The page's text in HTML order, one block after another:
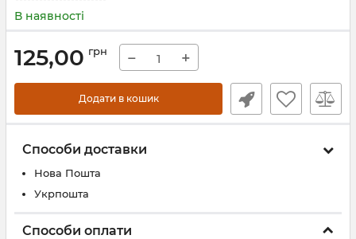
В наявності
125,00 грн − +
Додати в кошик
Способи доставки
Нова Пошта
Укрпошта
Способи оплати